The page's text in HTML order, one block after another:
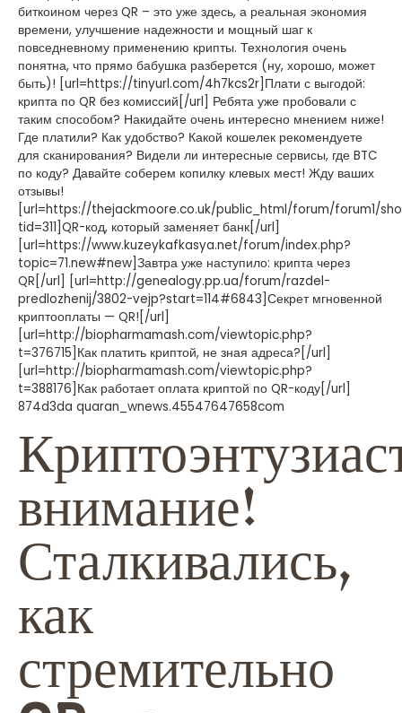
биткоином через QR – это уже здесь, а реальная экономия
времени, улучшение надежности и мощный шаг к
повседневному применению крипты. Технология очень
понятна, что прямо бабушка разберется (ну, хорошо, может
быть)! [url=https://tinyurl.com/4h7kcs2r]Плати с выгодой:
крипта по QR без комиссий[/url] Ребята уже пробовали с
таким способом? Накидайте очень интересно мнением ниже!
Где платили? Как удобство? Какой кошелек рекомендуете
для сканирования? Видели ли интересные сервисы, где BTC
по коду? Давайте соберем копилку клевых мест! Жду ваших
отзывы!
[url=https://thejackmoore.co.uk/public_html/forum/forum1/
tid=311]QR-код, который заменяет банк[/url]
[url=https://www.kuzeykafkasya.net/forum/index.php?
topic=71.new#new]Завтра уже наступило: крипта через
QR[/url] [url=http://genealogy.pp.ua/forum/razdel-
predlozhenij/3802-vejp?start=114#6843]Секрет мгновенной
криптооплаты — QR![/url]
[url=http://biopharmamash.com/viewtopic.php?
t=376715]Как платить криптой, не зная адреса?[/url]
[url=http://biopharmamash.com/viewtopic.php?
t=388176]Как работает оплата криптой по QR-коду[/url]
874d3da quaran_wnews.45547647658com
внимание!
Сталкивались,
как
стремительно